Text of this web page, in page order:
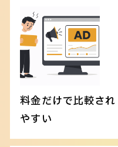
料金だけで比較され
やすい